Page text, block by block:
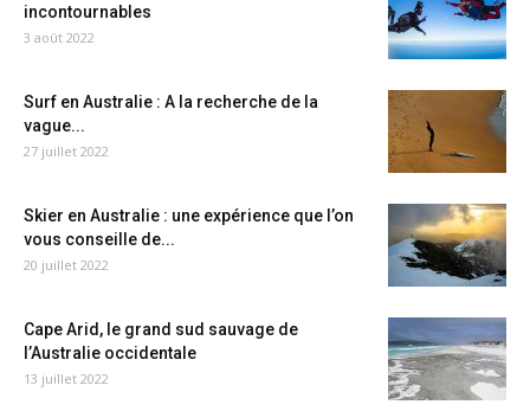
incontournables
3 août 2022
Surf en Australie : A la recherche de la
vague...
27 juillet 2022
Skier en Australie : une expérience que l’on
vous conseille de...
20 juillet 2022
Cape Arid, le grand sud sauvage de
l’Australie occidentale
13 juillet 2022